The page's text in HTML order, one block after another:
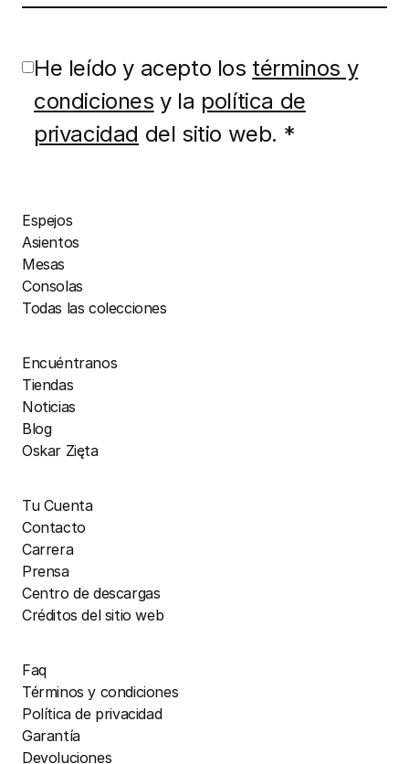
He leído y acepto los términos y
condiciones y la política de
privacidad del sitio web. *
Espejos
Asientos
Mesas
Consolas
Todas las colecciones
Encuéntranos
Tiendas
Noticias
Blog
Oskar Zięta
Tu Cuenta
Contacto
Carrera
Prensa
Centro de descargas
Créditos del sitio web
Faq
Términos y condiciones
Política de privacidad
Garantía
Devoluciones